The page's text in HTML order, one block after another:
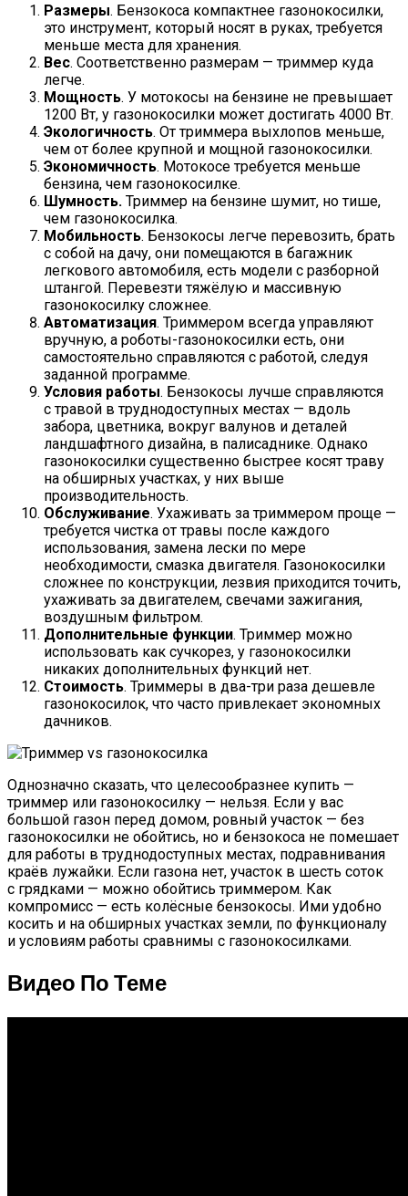
Размеры. Бензокоса компактнее газонокосилки,
это инструмент, который носят в руках, требуется
меньше места для хранения.
Вес. Соответственно размерам — триммер куда
легче.
Мощность. У мотокосы на бензине не превышает
1200 Вт, у газонокосилки может достигать 4000 Вт.
Экологичность. От триммера выхлопов меньше,
чем от более крупной и мощной газонокосилки.
Экономичность. Мотокосе требуется меньше
бензина, чем газонокосилке.
Шумность. Триммер на бензине шумит, но тише,
чем газонокосилка.
Мобильность. Бензокосы легче перевозить, брать
с собой на дачу, они помещаются в багажник
легкового автомобиля, есть модели с разборной
штангой. Перевезти тяжёлую и массивную
газонокосилку сложнее.
Автоматизация. Триммером всегда управляют
вручную, а роботы-газонокосилки есть, они
самостоятельно справляются с работой, следуя
заданной программе.
Условия работы. Бензокосы лучше справляются
с травой в труднодоступных местах — вдоль
забора, цветника, вокруг валунов и деталей
ландшафтного дизайна, в палисаднике. Однако
газонокосилки существенно быстрее косят траву
на обширных участках, у них выше
производительность.
Обслуживание. Ухаживать за триммером проще —
требуется чистка от травы после каждого
использования, замена лески по мере
необходимости, смазка двигателя. Газонокосилки
сложнее по конструкции, лезвия приходится точить,
ухаживать за двигателем, свечами зажигания,
воздушным фильтром.
Дополнительные функции. Триммер можно
использовать как сучкорез, у газонокосилки
никаких дополнительных функций нет.
Стоимость. Триммеры в два-три раза дешевле
газонокосилок, что часто привлекает экономных
дачников.
Однозначно сказать, что целесообразнее купить —
триммер или газонокосилку — нельзя. Если у вас
большой газон перед домом, ровный участок — без
газонокосилки не обойтись, но и бензокоса не помешает
для работы в труднодоступных местах, подравнивания
краёв лужайки. Если газона нет, участок в шесть соток
с грядками — можно обойтись триммером. Как
компромисс — есть колёсные бензокосы. Ими удобно
косить и на обширных участках земли, по функционалу
и условиям работы сравнимы с газонокосилками.
Видео По Теме